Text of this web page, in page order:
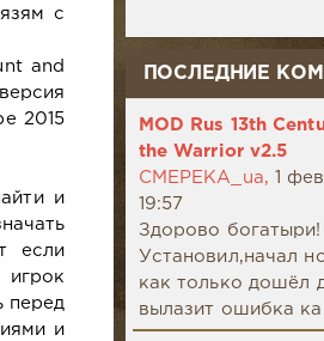
с
and
2015
и
если
перед
и
ПОСЛЕДНИЕ
MOD Rus 13th
the Warrior v2.5
CMEPEKA_ua,
1
19:57
Здорово богатыри!
Установил,начал
как только дошёл
вылазит ошибка